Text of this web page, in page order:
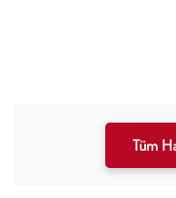
Tüm